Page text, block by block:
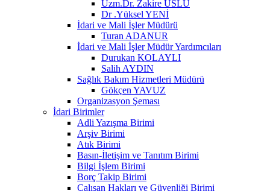
Uzm.Dr. Zakire USLU
Dr .Yüksel YENİ
İdari ve Mali İşler Müdürü
Turan ADANUR
İdari ve Mali İşler Müdür Yardımcıları
Durukan KOLAYLI
Salih AYDIN
Sağlık Bakım Hizmetleri Müdürü
Gökçen YAVUZ
Organizasyon Şeması
İdari Birimler
Adli Yazışma Birimi
Arşiv Birimi
Atık Birimi
Basın-İletişim ve Tanıtım Birimi
Bilgi İşlem Birimi
Borç Takip Birimi
Çalışan Hakları ve Güvenliği Birimi